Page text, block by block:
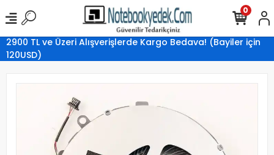
2900 TL ve Üzeri Alışverişlerde Kargo Bedava! (Bayiler için
120USD)
0